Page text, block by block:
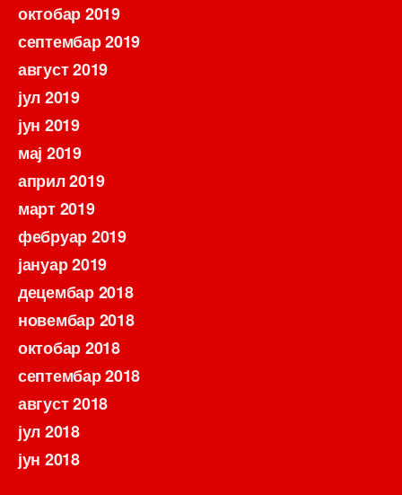
октобар 2019
септембар 2019
август 2019
јул 2019
јун 2019
мај 2019
април 2019
март 2019
фебруар 2019
јануар 2019
децембар 2018
новембар 2018
октобар 2018
септембар 2018
август 2018
јул 2018
јун 2018